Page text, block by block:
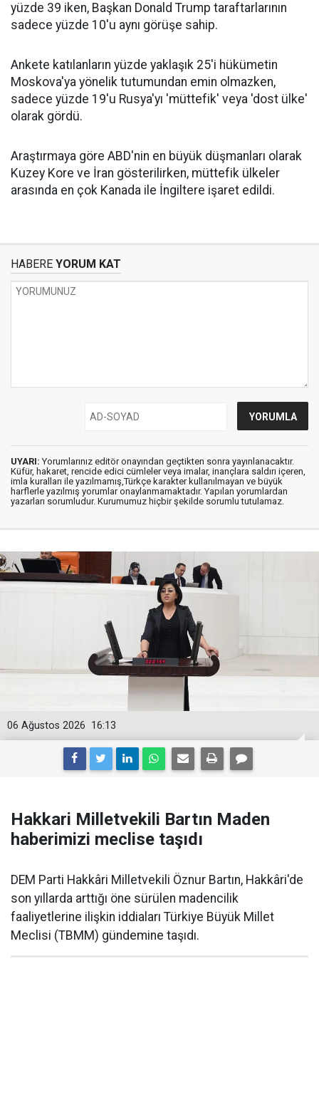
yüzde 39 iken, Başkan Donald Trump taraftarlarının
sadece yüzde 10'u aynı görüşe sahip.
Ankete katılanların yüzde yaklaşık 25'i hükümetin
Moskova'ya yönelik tutumundan emin olmazken,
sadece yüzde 19'u Rusya'yı 'müttefik' veya 'dost ülke'
olarak gördü.
Araştırmaya göre ABD'nin en büyük düşmanları olarak
Kuzey Kore ve İran gösterilirken, müttefik ülkeler
arasında en çok Kanada ile İngiltere işaret edildi.
HABERE YORUM KAT
UYARI: Yorumlarınız editör onayından geçtikten sonra yayınlanacaktır.
Küfür, hakaret, rencide edici cümleler veya imalar, inançlara saldırı içeren,
imla kuralları ile yazılmamış,Türkçe karakter kullanılmayan ve büyük
harflerle yazılmış yorumlar onaylanmamaktadır. Yapılan yorumlardan
yazarları sorumludur. Kurumumuz hiçbir şekilde sorumlu tutulamaz.
16:13
06 Ağustos 2026
Hakkari Milletvekili Bartın Maden
haberimizi meclise taşıdı
DEM Parti Hakkâri Milletvekili Öznur Bartın, Hakkâri'de
son yıllarda arttığı öne sürülen madencilik
faaliyetlerine ilişkin iddiaları Türkiye Büyük Millet
Meclisi (TBMM) gündemine taşıdı.